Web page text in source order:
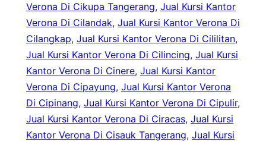
Verona Di Cikupa Tangerang, Jual Kursi Kantor
Verona Di Cilandak, Jual Kursi Kantor Verona Di
Cilangkap, Jual Kursi Kantor Verona Di Cililitan
Jual Kursi Kantor Verona Di Cilincing, Jual Kursi
Kantor Verona Di Cinere, Jual Kursi Kantor
Verona Di Cipayung, Jual Kursi Kantor Verona
Di Cipinang, Jual Kursi Kantor Verona Di Cipulir
Jual Kursi Kantor Verona Di Ciracas, Jual Kursi
Kantor Verona Di Cisauk Tangerang, Jual Kursi